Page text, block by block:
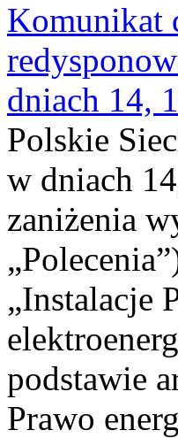
Komunikat
dniach 14,
Polskie
w dniach
zaniżenia
„Instalacje
podstawie
Prawo